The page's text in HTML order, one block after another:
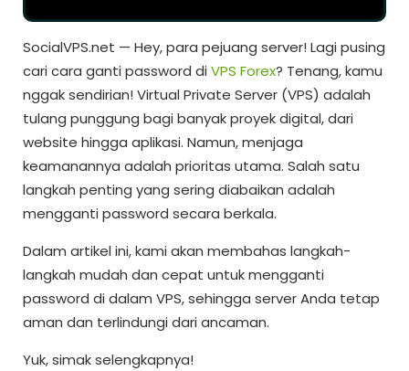
SocialVPS.net — Hey, para pejuang server! Lagi pusing
cari cara ganti password di VPS Forex? Tenang, kamu
nggak sendirian! Virtual Private Server (VPS) adalah
tulang punggung bagi banyak proyek digital, dari
website hingga aplikasi. Namun, menjaga
keamanannya adalah prioritas utama. Salah satu
langkah penting yang sering diabaikan adalah
mengganti password secara berkala.
Dalam artikel ini, kami akan membahas langkah-
langkah mudah dan cepat untuk mengganti
password di dalam VPS, sehingga server Anda tetap
aman dan terlindungi dari ancaman.
Yuk, simak selengkapnya!